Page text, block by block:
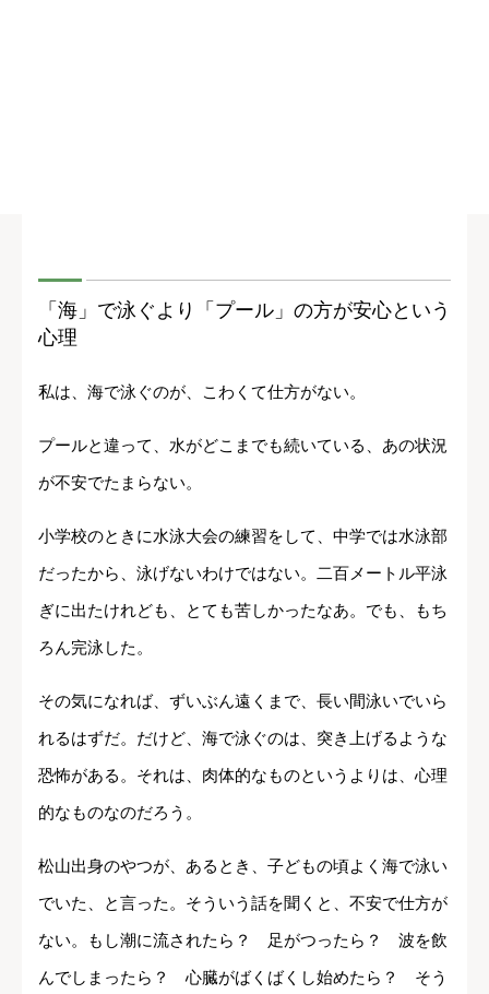
「海」で泳ぐより「プール」の方が安心という
心理
私は、海で泳ぐのが、こわくて仕方がない。
プールと違って、水がどこまでも続いている、あの状況
が不安でたまらない。
小学校のときに水泳大会の練習をして、中学では水泳部
だったから、泳げないわけではない。二百メートル平泳
ぎに出たけれども、とても苦しかったなあ。でも、もち
ろん完泳した。
その気になれば、ずいぶん遠くまで、長い間泳いでいら
れるはずだ。だけど、海で泳ぐのは、突き上げるような
恐怖がある。それは、肉体的なものというよりは、心理
的なものなのだろう。
松山出身のやつが、あるとき、子どもの頃よく海で泳い
でいた、と言った。そういう話を聞くと、不安で仕方が
ない。もし潮に流されたら？ 足がつったら？ 波を飲
んでしまったら？ 心臓がばくばくし始めたら？ そう